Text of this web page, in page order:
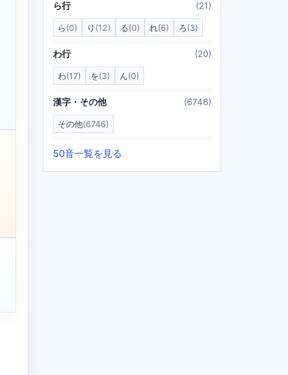
ら行 (21)
ら(0) り (12) る(0) れ(6) ろ(3)
わ行 (20)
わ(17) を(3) ん(0)
漢字・その他 (6746)
その他(6746)
50音一覧を見る